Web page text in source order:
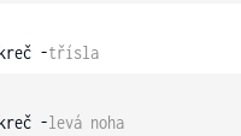
-třísla
-levá noha